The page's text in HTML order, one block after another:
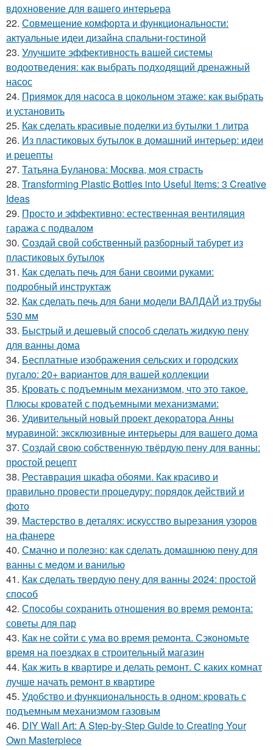
вдохновение для вашего интерьера
22. Совмещение комфорта и функциональности:
актуальные идеи дизайна спальни-гостиной
23. Улучшите эффективность вашей системы
водоотведения: как выбрать подходящий дренажный
насос
24. Приямок для насоса в цокольном этаже: как выбрать
и установить
25. Как сделать красивые поделки из бутылки 1 литра
26. Из пластиковых бутылок в домашний интерьер: идеи
и рецепты
27. Татьяна Буланова: Москва, моя страсть
28. Transforming Plastic Bottles into Useful Items: 3 Creative
Ideas
29. Просто и эффективно: естественная вентиляция
гаража с подвалом
30. Создай свой собственный разборный табурет из
пластиковых бутылок
31. Как сделать печь для бани своими руками:
подробный инструктаж
32. Как сделать печь для бани модели ВАЛДАЙ из трубы
530 мм
33. Быстрый и дешевый способ сделать жидкую пену
для ванны дома
34. Бесплатные изображения сельских и городских
пугало: 20+ вариантов для вашей коллекции
35. Кровать с подъемным механизмом, что это такое.
Плюсы кроватей с подъемными механизмами:
36. Удивительный новый проект декоратора Анны
муравиной: эксклюзивные интерьеры для вашего дома
37. Создай свою собственную твёрдую пену для ванны:
простой рецепт
38. Реставрация шкафа обоями. Как красиво и
правильно провести процедуру: порядок действий и
фото
39. Мастерство в деталях: искусство вырезания узоров
на фанере
40. Смачно и полезно: как сделать домашнюю пену для
ванны с медом и ванилью
41. Как сделать твердую пену для ванны 2024: простой
способ
42. Способы сохранить отношения во время ремонта:
советы для пар
43. Как не сойти с ума во время ремонта. Сэкономьте
время на поездках в строительный магазин
44. Как жить в квартире и делать ремонт. С каких комнат
лучше начать ремонт в квартире
45. Удобство и функциональность в одном: кровать с
подъемным механизмом газовым
46. DIY Wall Art: A Step-by-Step Guide to Creating Your
Own Masterpiece